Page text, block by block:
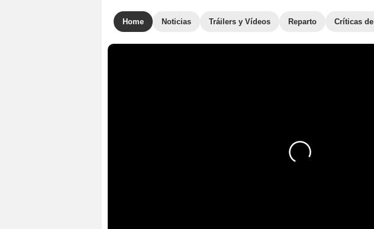
Home Noticias Tráilers y Vídeos Reparto Críticas